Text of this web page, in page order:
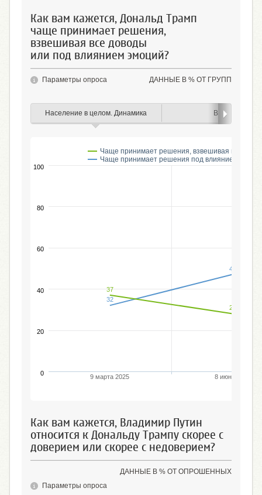
Как вам кажется, Дональд Трамп
чаще принимает решения,
взвешивая все доводы
или под влиянием эмоций?
ДАННЫЕ В % ОТ ГРУПП
Параметры опроса
Население в целом. Динамика Возраст
32
47
37
28
Чаще принимает решения, взвешивая все
Чаще принимает решения под влиянием
9 марта 2025 8 июня 2025
0
20
40
60
80
100
Как вам кажется, Владимир Путин
относится к Дональду Трампу скорее с
доверием или скорее с недоверием?
ДАННЫЕ В % ОТ ОПРОШЕННЫХ
Параметры опроса